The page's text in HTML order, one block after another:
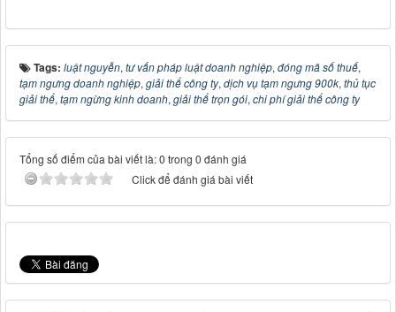
Tags: luật nguyễn, tư vấn pháp luật doanh nghiệp, đóng mã số thuế,
tạm ngưng doanh nghiệp, giải thể công ty, dịch vụ tạm ngưng 900k, thủ tục
giải thể, tạm ngừng kinh doanh, giải thể trọn gói, chi phí giải thể công ty
Tổng số điểm của bài viết là: 0 trong 0 đánh giá
Click để đánh giá bài viết